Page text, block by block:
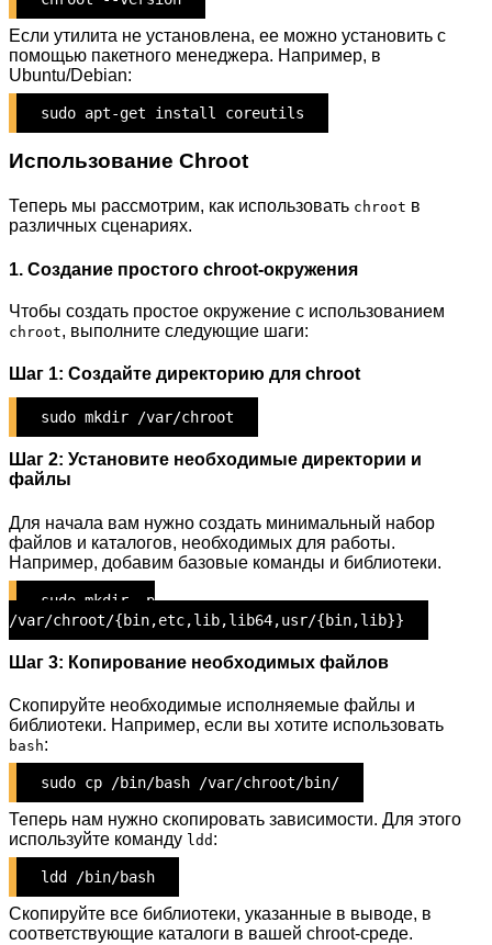
Если утилита не установлена, ее можно установить с
помощью пакетного менеджера. Например, в
Ubuntu/Debian:
sudo apt-get install coreutils
Использование Chroot
Теперь мы рассмотрим, как использовать chroot в
различных сценариях.
1. Создание простого chroot-окружения
Чтобы создать простое окружение с использованием
chroot, выполните следующие шаги:
Шаг 1: Создайте директорию для chroot
sudo mkdir /var/chroot
Шаг 2: Установите необходимые директории и
файлы
Для начала вам нужно создать минимальный набор
файлов и каталогов, необходимых для работы.
Например, добавим базовые команды и библиотеки.
sudo mkdir -p
/var/chroot/{bin,etc,lib,lib64,usr/{bin,lib}}
Шаг 3: Копирование необходимых файлов
Скопируйте необходимые исполняемые файлы и
библиотеки. Например, если вы хотите использовать
bash:
sudo cp /bin/bash /var/chroot/bin/
Теперь нам нужно скопировать зависимости. Для этого
используйте команду ldd :
ldd /bin/bash
Скопируйте все библиотеки, указанные в выводе, в
соответствующие каталоги в вашей chroot-среде.